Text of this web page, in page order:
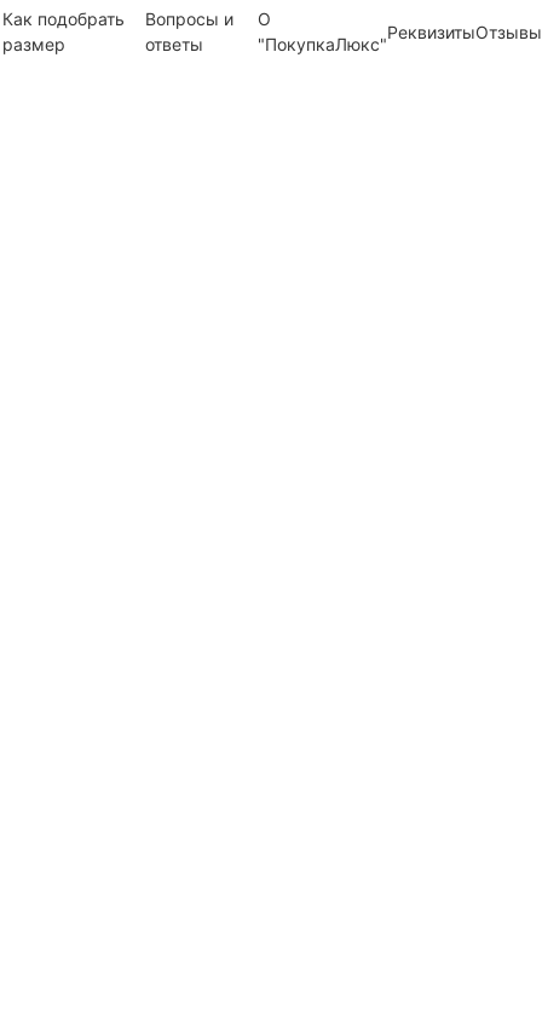
Как подобрать
размер
Вопросы и
ответы
О
"ПокупкаЛюкс"
РеквизитыОтзывы